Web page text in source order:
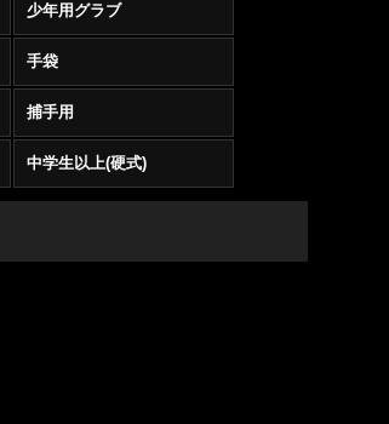
少年用グラブ
手袋
捕手用
中学生以上(硬式)